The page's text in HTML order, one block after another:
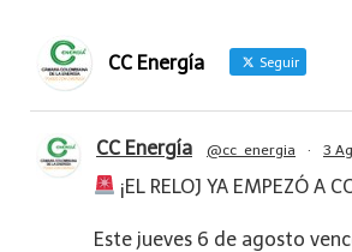
CC Energía Seguir
CC Energía @cc_energia · 3
¡EL RELOJ YA EMPEZÓ A
Este jueves 6 de agosto